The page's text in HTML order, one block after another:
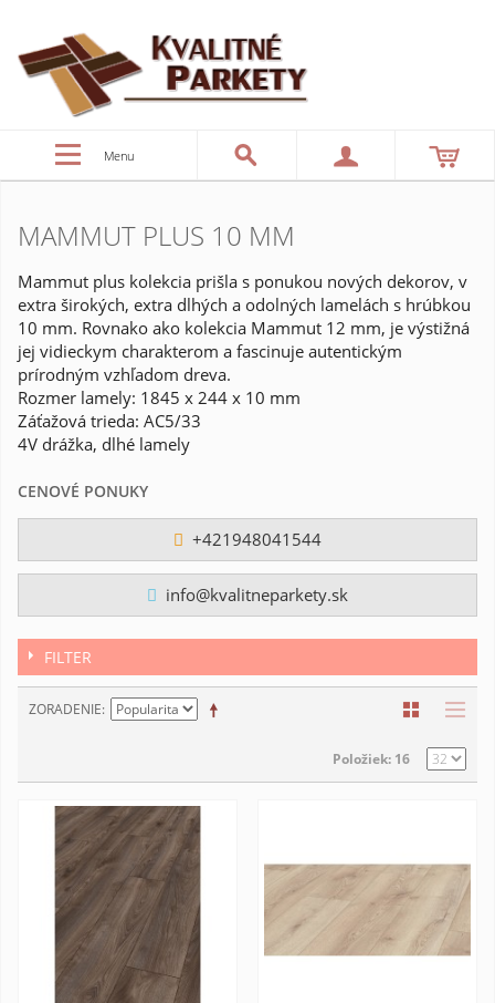
Menu
MAMMUT PLUS 10 MM
Mammut plus kolekcia prišla s ponukou nových dekorov, v
extra širokých, extra dlhých a odolných lamelách s hrúbkou
10 mm. Rovnako ako kolekcia Mammut 12 mm, je výstižná
jej vidieckym charakterom a fascinuje autentickým
prírodným vzhľadom dreva.
Rozmer lamely: 1845 x 244 x 10 mm
Záťažová trieda: AC5/33
4V drážka, dlhé lamely
CENOVÉ PONUKY
+421948041544
info@kvalitneparkety.sk
FILTER
ZORADENIE
Položiek: 16